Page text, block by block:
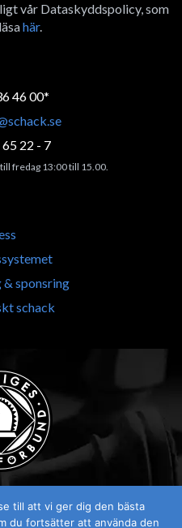
vår Dataskyddspolicy, som
här.
46 00*
22 - 7
fredag 13:00 till 15.00.
& sponsring
schack
till att vi ger dig den bästa
du fortsätter att använda den